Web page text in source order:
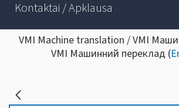
Kontaktai / Apklausa
VMI Machine translation / VMI
VMI Машинний переклад (